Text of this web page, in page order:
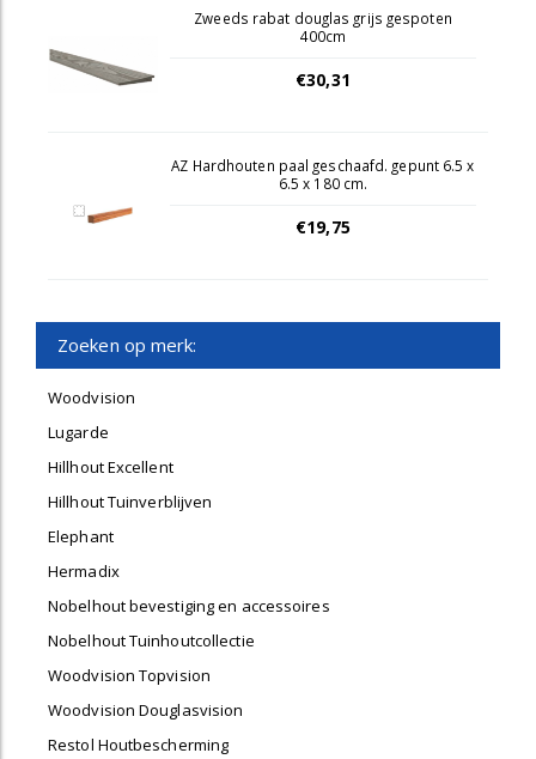
Zweeds rabat douglas grijs gespoten
400cm
€30,31
AZ Hardhouten paal geschaafd. gepunt 6.5 x
6.5 x 180 cm.
€19,75
Zoeken op merk:
Woodvision
Lugarde
Hillhout Excellent
Hillhout Tuinverblijven
Elephant
Hermadix
Nobelhout bevestiging en accessoires
Nobelhout Tuinhoutcollectie
Woodvision Topvision
Woodvision Douglasvision
Restol Houtbescherming